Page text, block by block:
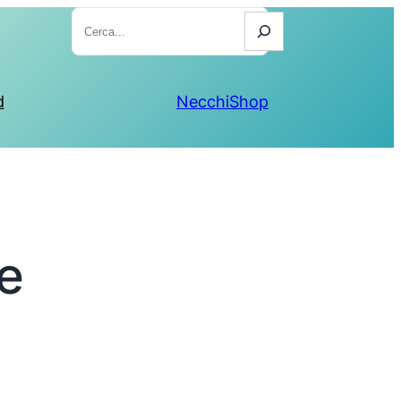
Cerca
NecchiShop